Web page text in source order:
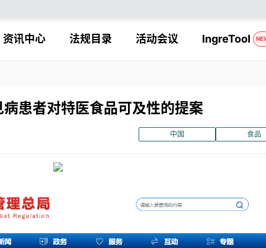
资讯中心 法规目录 活动会议 IngreTool
患者对特医食品可及性的提案
中国 食品